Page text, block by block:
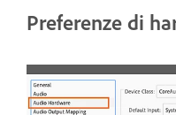
Preferenze di